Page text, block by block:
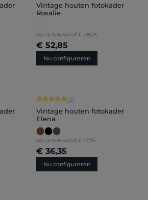
Vintage houten fotokader
Rosalie
Varianten vanaf € 28,25
€ 52,85
Nu configureren
op 5 sterrenGemiddelde score van 5 op 5 sterren
(2)
Vintage houten fotokader
Elena
Varianten vanaf € 17,75
€ 36,35
Nu configureren